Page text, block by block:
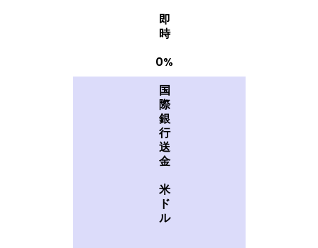
即
時
0%
国
際
銀
行
送
金
米
ド
ル